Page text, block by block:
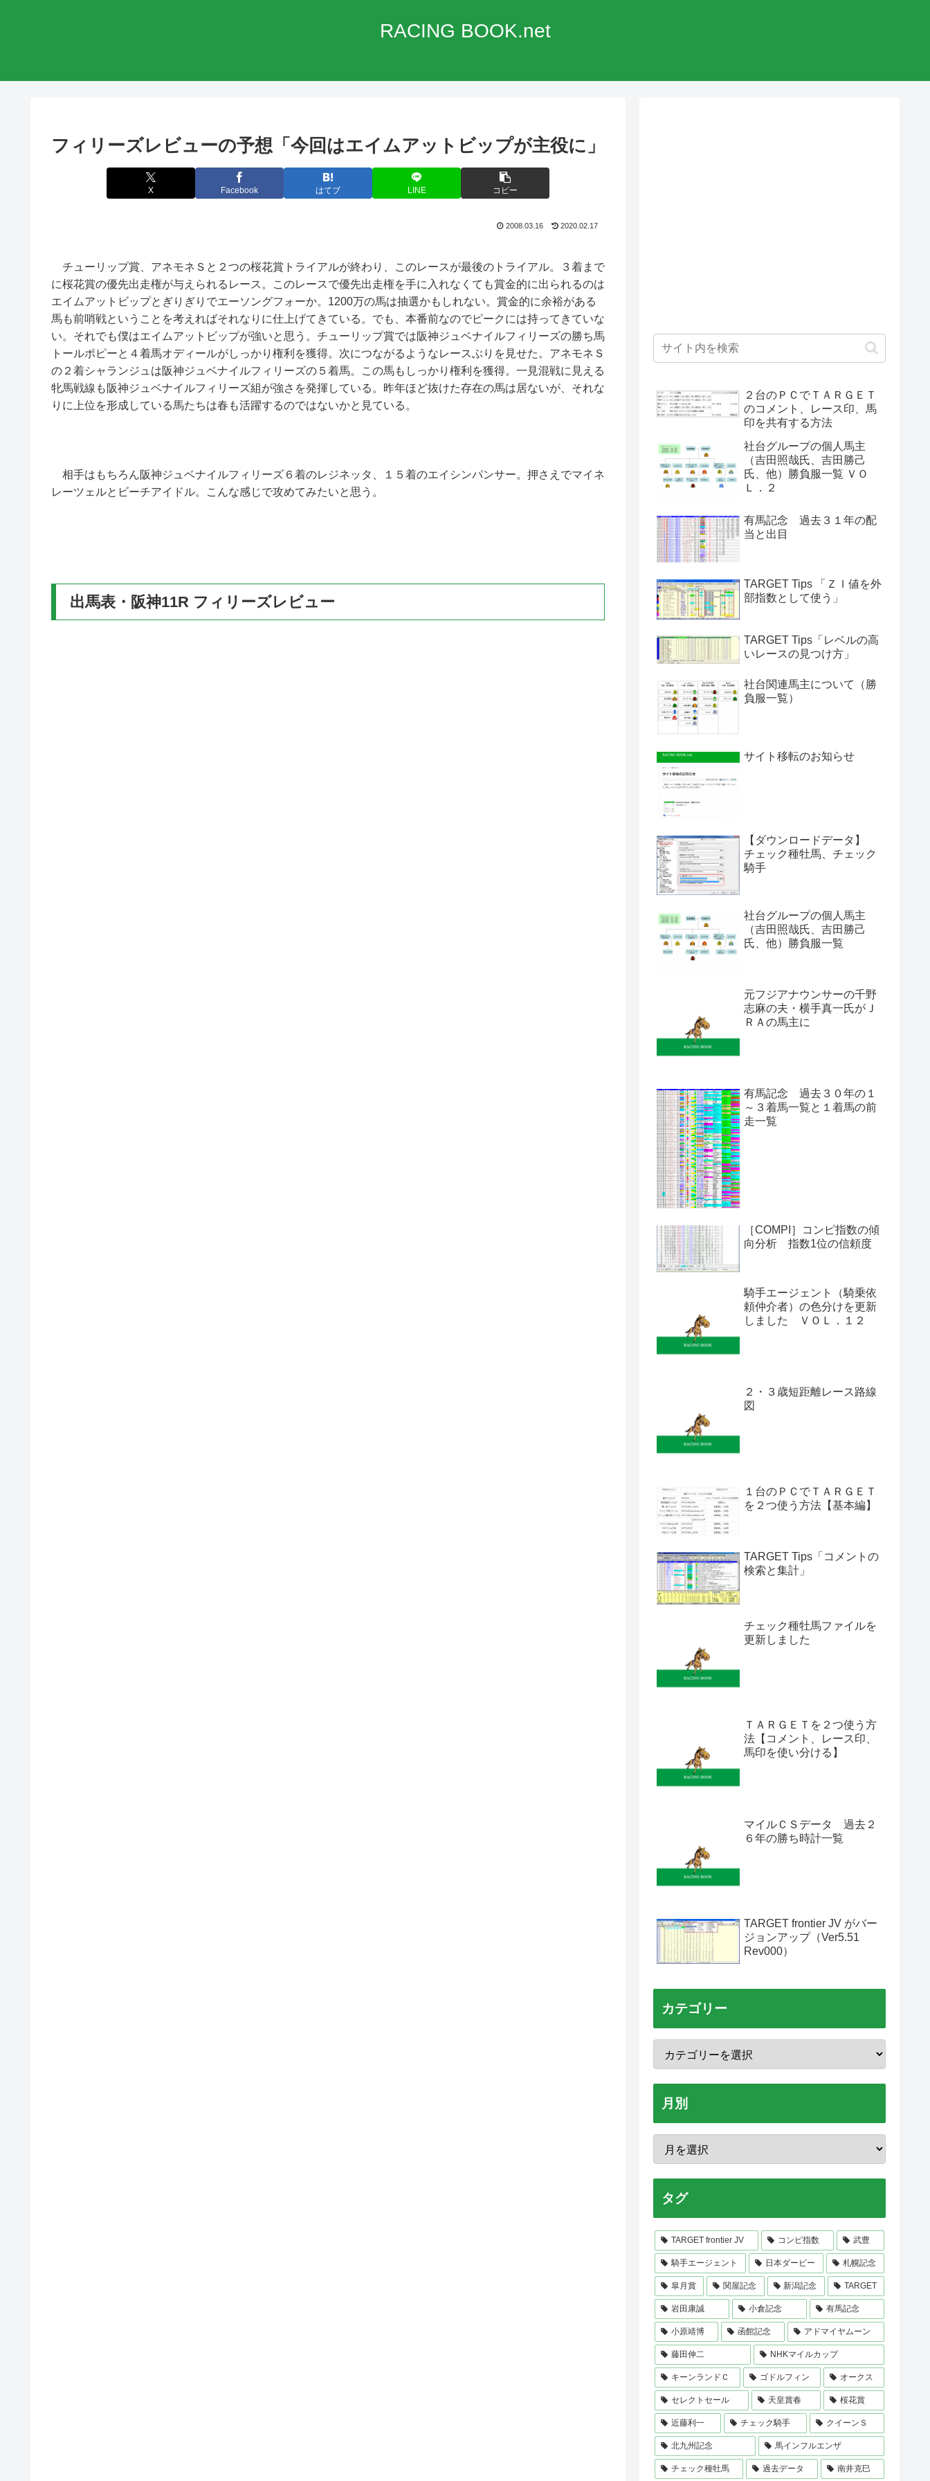
RACING BOOK.net
フィリーズレビューの予想「今回はエイムアットビップが主役に」
X Facebook はてブ LINE コピー
2008.03.16 2020.02.17
チューリップ賞、アネモネＳと２つの桜花賞トライアルが終わり、このレースが最後のトライアル。３着まで
に桜花賞の優先出走権が与えられるレース。このレースで優先出走権を手に入れなくても賞金的に出られるのは
エイムアットビップとぎりぎりでエーソングフォーか。1200万の馬は抽選かもしれない。賞金的に余裕がある
馬も前哨戦ということを考えればそれなりに仕上げてきている。でも、本番前なのでピークには持ってきていな
い。それでも僕はエイムアットビップが強いと思う。チューリップ賞では阪神ジュベナイルフィリーズの勝ち馬
トールポピーと４着馬オディールがしっかり権利を獲得。次につながるようなレースぶりを見せた。アネモネＳ
の２着シャランジュは阪神ジュベナイルフィリーズの５着馬。この馬もしっかり権利を獲得。一見混戦に見える
牝馬戦線も阪神ジュベナイルフィリーズ組が強さを発揮している。昨年ほど抜けた存在の馬は居ないが、それな
りに上位を形成している馬たちは春も活躍するのではないかと見ている。
相手はもちろん阪神ジュベナイルフィリーズ６着のレジネッタ、１５着のエイシンパンサー。押さえでマイネ
レーツェルとビーチアイドル。こんな感じで攻めてみたいと思う。
出馬表・阪神11R フィリーズレビュー
２台のＰＣでＴＡＲＧＥＴ
のコメント、レース印、馬
印を共有する方法
社台グループの個人馬主
（吉田照哉氏、吉田勝己
氏、他）勝負服一覧 ＶＯ
Ｌ．２
有馬記念 過去３１年の配
当と出目
TARGET Tips 「ＺＩ値を外
部指数として使う」
TARGET Tips「レベルの高
いレースの見つけ方」
社台関連馬主について（勝
負服一覧）
サイト移転のお知らせ
【ダウンロードデータ】
チェック種牡馬、チェック
騎手
社台グループの個人馬主
（吉田照哉氏、吉田勝己
氏、他）勝負服一覧
元フジアナウンサーの千野
志麻の夫・横手真一氏がＪ
ＲＡの馬主に
有馬記念 過去３０年の１
～３着馬一覧と１着馬の前
走一覧
［COMPI］コンピ指数の傾
向分析 指数1位の信頼度
騎手エージェント（騎乗依
頼仲介者）の色分けを更新
しました ＶＯＬ．１２
２・３歳短距離レース路線
図
１台のＰＣでＴＡＲＧＥＴ
を２つ使う方法【基本編】
TARGET Tips「コメントの
検索と集計」
チェック種牡馬ファイルを
更新しました
ＴＡＲＧＥＴを２つ使う方
法【コメント、レース印、
馬印を使い分ける】
マイルＣＳデータ 過去２
６年の勝ち時計一覧
TARGET frontier JV がバー
ジョンアップ（Ver5.51
Rev000）
カテゴリー
月別
タグ
TARGET frontier JV コンピ指数 武豊
騎手エージェント 日本ダービー 札幌記念
皐月賞 関屋記念 新潟記念 TARGET
岩田康誠 小倉記念 有馬記念
小原靖博 函館記念 アドマイヤムーン
藤田伸二 NHKマイルカップ
キーンランドＣ ゴドルフィン オークス
セレクトセール 天皇賞春 桜花賞
近藤利一 チェック騎手 クイーンＳ
北九州記念 馬インフルエンザ
チェック種牡馬 過去データ 南井克巳